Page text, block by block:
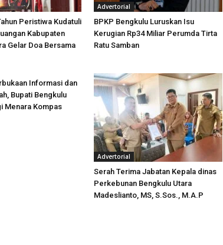
Peristiwa Kudatuli
Kabupaten
Gelar Doa Bersama
Advertorial
BPKP Bengkulu Luruskan Isu
Kerugian Rp34 Miliar Perumda Tirta
Ratu Samban
Informasi dan
Bupati Bengkulu
Menara Kompas
Advertorial
Serah Terima Jabatan Kepala dinas
Perkebunan Bengkulu Utara
Madeslianto, MS, S.Sos., M.A.P